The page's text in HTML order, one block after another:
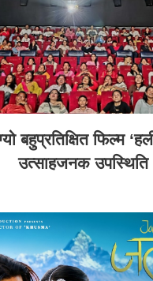
बहुप्रतिक्षित फिल्म
उत्साहजनक उपस्थिति